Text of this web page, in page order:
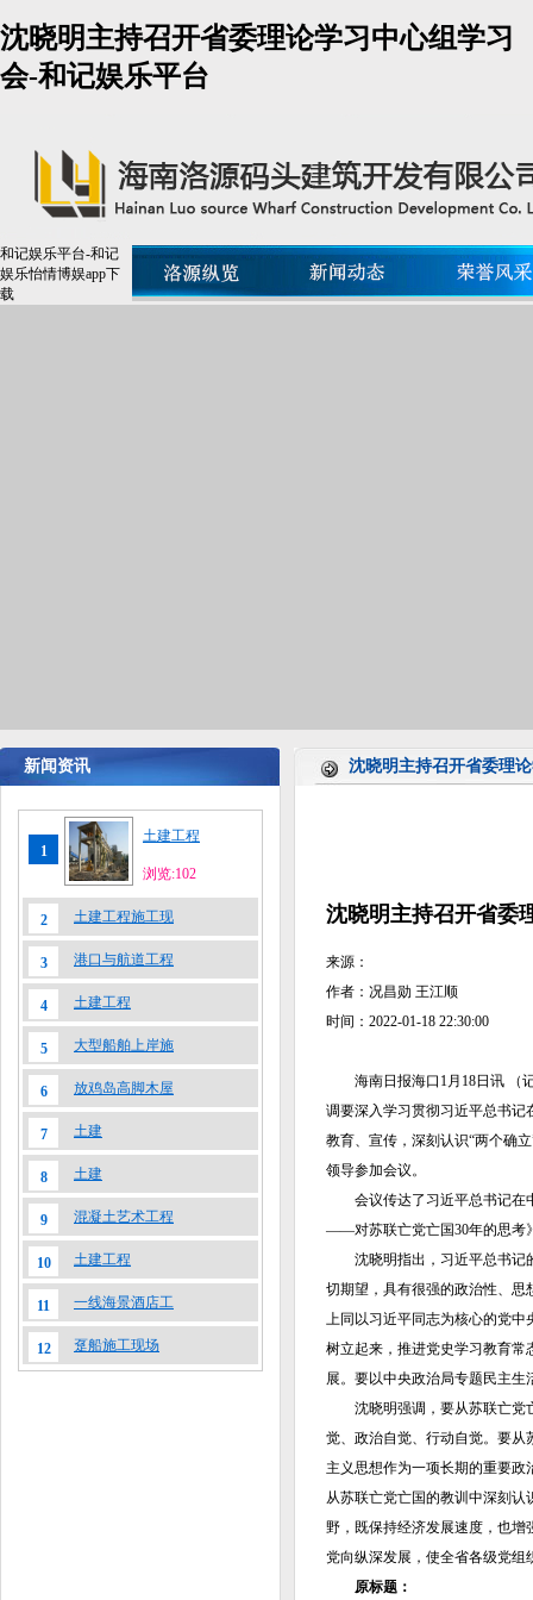
沈晓明主持召开省委理论学习中心组学习
会-和记娱乐平台
和记娱乐平台-和记
娱乐怡情博娱app下
载
新闻资讯 沈晓明主持召开省委理
1
土建工程
浏览:102
2 土建工程施工现
3 港口与航道工程
4 土建工程
5 大型船舶上岸施
6 放鸡岛高脚木屋
7 土建
8 土建
9 混凝土艺术工程
10 土建工程
11 一线海景酒店工
12 趸船施工现场
沈晓明主持召开省委
来源：
作者：况昌勋 王江顺
时间：2022-01-18 22:30:00
海南日报海口1月18日讯 （记
调要深入学习贯彻习近平总书记
教育、宣传，深刻认识“两个确
领导参加会议。
会议传达了习近平总书记在中
——对苏联亡党亡国30年的思考
沈晓明指出，习近平总书记的
切期望，具有很强的政治性、思
上同以习近平同志为核心的党中
树立起来，推进党史学习教育常
展。要以中央政治局专题民主
沈晓明强调，要从苏联亡党亡
觉、政治自觉、行动自觉。要从
主义思想作为一项长期的重要
从苏联亡党亡国的教训中深刻认
野，既保持经济发展速度，也增
党向纵深发展，使全省各级党组
原标题：